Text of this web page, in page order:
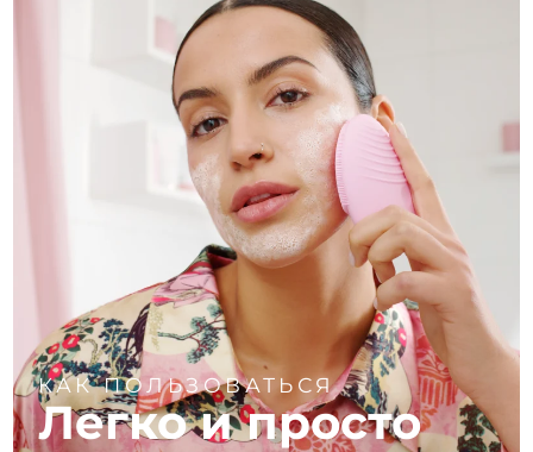
КАК ПОЛЬЗОВАТЬСЯ
Легко и просто